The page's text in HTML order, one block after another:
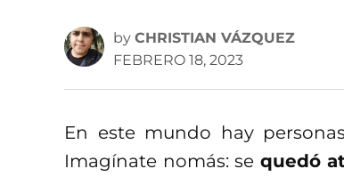
by CHRISTIAN VÁZQUEZ
FEBRERO 18, 2023
En este mundo hay
Imagínate nomás: se quedó